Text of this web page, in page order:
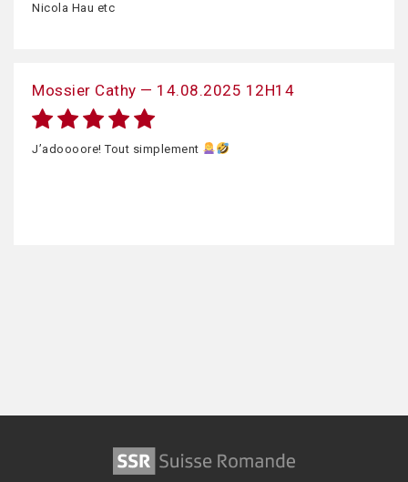
Nicola Hau etc
Mossier Cathy — 14.08.2025 12H14
J’adoooore! Tout simplement